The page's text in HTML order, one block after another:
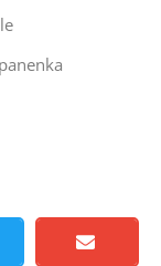
výhonky
výhonky
cibule
cibule
panenka
panenka
panenka